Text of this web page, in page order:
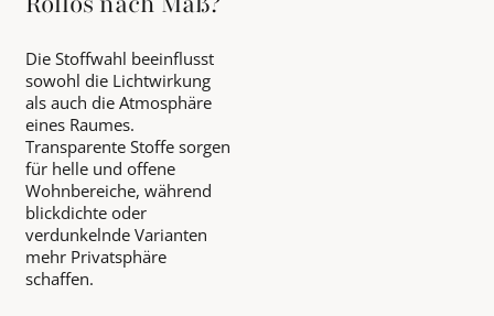
Die Stoffwahl beeinflusst
sowohl die Lichtwirkung
als auch die Atmosphäre
eines Raumes.
Transparente Stoffe sorgen
für helle und offene
Wohnbereiche, während
blickdichte oder
verdunkelnde Varianten
mehr Privatsphäre
schaffen.